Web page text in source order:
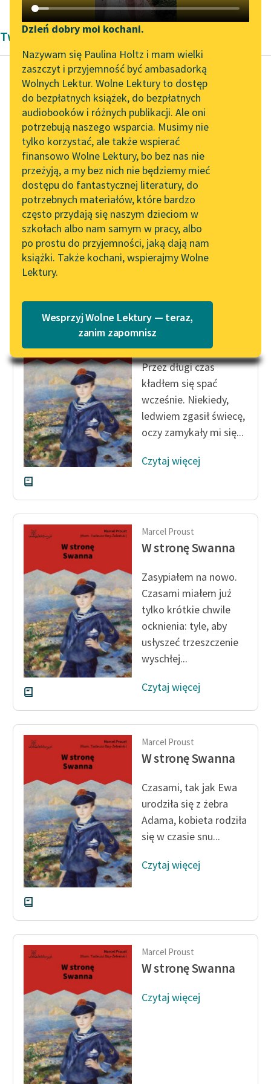
Katalog DAISY
Podkasty o książkach
Zgłoś brak utworu
Aktualności
„Prokurator Alicja Horn”
do słuchania
Byliśmy częścią AI Impact
Lab
Zapraszamy na spotkanie
online z tłumaczkami
literatury skandynawskiej
Spotkanie z Katarzyną
Tunkiel w Oslo
102. lata temu zmarł
Joseph Conrad
Lektury szkolne i klasyka
literatury do słuchania dla
uczennic i uczniów z
niepełnosprawnościami
E-kolekcja lektur
szkolnych i literatury do
słuchania dla uczennic i
uczniów z
niepełnosprawnościami
Feministyczne inspiracje.
Popularyzacja
feministycznej
Ręce pełne poezji
Kolekcje edukacyjne
twórców przechodzących
do domeny publicznej,
lektur szkolnych oraz
Starego Testamentu
Odkurzamy bohaterów
Szkoła Poezji Wolnych
Lektur
Narzędzia
Mapa Wolnych Lektur
Leśmianator
Przewodnik dla piszących i
czytających
API
OAI-PMH
Widget Wolnych Lektur
Przypisy
Katalog w formacie PDF
Kontakt
Zespół
Zasady wykorzystania
Wolnych Lektur
Logotypy
Materiały promocyjne
Regulamin biblioteki
Dane fundacji i
sprawozdania finansowe
Regulamin darowizn
Informacja o treściach
wrażliwych
Deklaracja dostępności
Dzień dobry moi kochani.
Nazywam się Paulina Holtz i mam wielki
zaszczyt i przyjemność być ambasadorką
Wolnych Lektur. Wolne Lektury to dostęp
do bezpłatnych książek, do bezpłatnych
audiobooków i różnych publikacji. Ale oni
potrzebują naszego wsparcia. Musimy nie
tylko korzystać, ale także wspierać
finansowo Wolne Lektury, bo bez nas nie
przeżyją, a my bez nich nie będziemy mieć
dostępu do fantastycznej literatury, do
potrzebnych materiałów, które bardzo
często przydają się naszym dzieciom w
szkołach albo nam samym w pracy, albo
po prostu do przyjemności, jaką dają nam
książki. Także kochani, wspierajmy Wolne
Lektury.
Wesprzyj Wolne Lektury — teraz,
zanim zapomnisz
Twórczość Marcela Prousta
Marcel Proust
Strona
Guermantes, część
druga
Wielką zmianą, jaką
nam przynosi
przebudzenie, jest nie
tyle to, że nas
wprowadza w jasne...
Marcel Proust
W stronę Swanna
Przez długi czas
kładłem się spać
wcześnie. Niekiedy,
ledwiem zgasił świecę,
oczy zamykały mi się...
Czytaj więcej
Marcel Proust
W stronę Swanna
Zasypiałem na nowo.
Czasami miałem już
tylko krótkie chwile
ocknienia: tyle, aby
usłyszeć trzeszczenie
wyschłej...
Czytaj więcej
Marcel Proust
W stronę Swanna
Czasami, tak jak Ewa
urodziła się z żebra
Adama, kobieta rodziła
się w czasie snu...
Czytaj więcej
Marcel Proust
W stronę Swanna
Czytaj więcej